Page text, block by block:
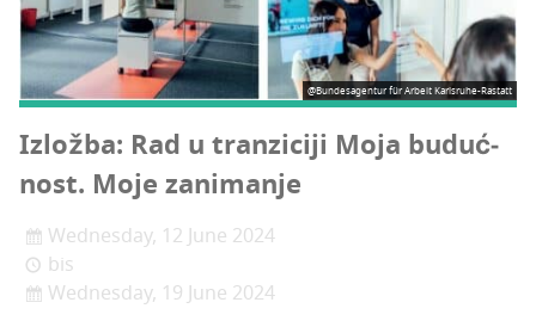
@Bundesagentur für Arbeit Karlsruhe-Rastatt
Izlož­ba: Rad u tran­zi­ci­ji Moja buduć­
nost. Moje zanimanje
Wednesday, 12 June 2024
bis
Wednesday, 19 June 2024